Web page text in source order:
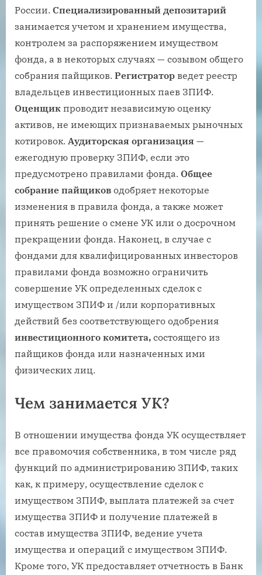
России. Специализированный депозитарий
занимается учетом и хранением имущества,
контролем за распоряжением имуществом
фонда, а в некоторых случаях — созывом общего
собрания пайщиков. Регистратор ведет реестр
владельцев инвестиционных паев ЗПИФ.
Оценщик проводит независимую оценку
активов, не имеющих признаваемых рыночных
котировок. Аудиторская организация —
ежегодную проверку ЗПИФ, если это
предусмотрено правилами фонда. Общее
собрание пайщиков одобряет некоторые
изменения в правила фонда, а также может
принять решение о смене УК или о досрочном
прекращении фонда. Наконец, в случае с
фондами для квалифицированных инвесторов
правилами фонда возможно ограничить
совершение УК определенных сделок с
имуществом ЗПИФ и /или корпоративных
действий без соответствующего одобрения
инвестиционного комитета, состоящего из
пайщиков фонда или назначенных ими
физических лиц.
Чем занимается УК?
В отношении имущества фонда УК осуществляет
все правомочия собственника, в том числе ряд
функций по администрированию ЗПИФ, таких
как, к примеру, осуществление сделок с
имуществом ЗПИФ, выплата платежей за счет
имущества ЗПИФ и получение платежей в
состав имущества ЗПИФ, ведение учета
имущества и операций с имуществом ЗПИФ.
Кроме того, УК предоставляет отчетность в Банк